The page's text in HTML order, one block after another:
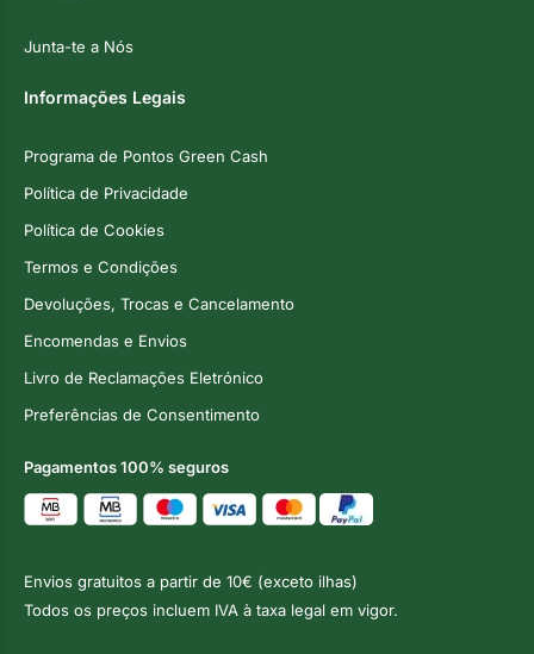
Junta-te a Nós
Informações Legais
Programa de Pontos Green Cash
Política de Privacidade
Política de Cookies
Termos e Condições
Devoluções, Trocas e Cancelamento
Encomendas e Envios
Livro de Reclamações Eletrónico
Preferências de Consentimento
Pagamentos 100% seguros
Envios gratuitos a partir de 10€ (exceto ilhas)
Todos os preços incluem IVA à taxa legal em vigor.